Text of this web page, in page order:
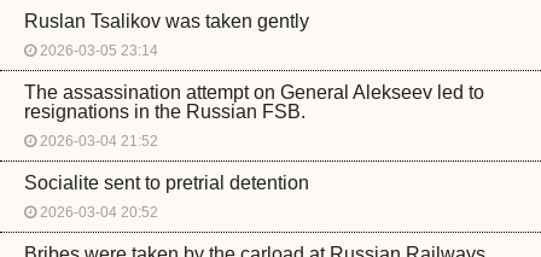
Ruslan Tsalikov was taken gently
2026-03-05 23:14
The assassination attempt on General Alekseev led to
resignations in the Russian FSB.
2026-03-04 21:52
Socialite sent to pretrial detention
2026-03-04 20:52